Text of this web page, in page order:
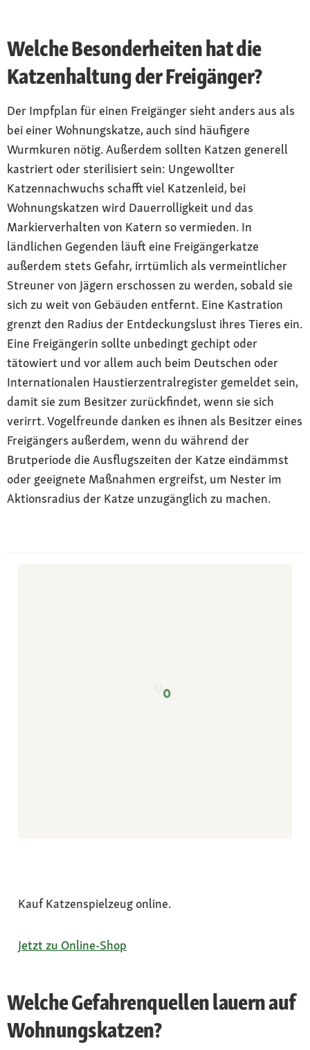
Welche Besonderheiten hat die
Katzenhaltung der Freigänger?
Der Impfplan für einen Freigänger sieht anders aus als
bei einer Wohnungskatze, auch sind häufigere
Wurmkuren nötig. Außerdem sollten Katzen generell
kastriert oder sterilisiert sein: Ungewollter
Katzennachwuchs schafft viel Katzenleid, bei
Wohnungskatzen wird Dauerrolligkeit und das
Markierverhalten von Katern so vermieden. In
ländlichen Gegenden läuft eine Freigängerkatze
außerdem stets Gefahr, irrtümlich als vermeintlicher
Streuner von Jägern erschossen zu werden, sobald sie
sich zu weit von Gebäuden entfernt. Eine Kastration
grenzt den Radius der Entdeckungslust ihres Tieres ein.
Eine Freigängerin sollte unbedingt gechipt oder
tätowiert und vor allem auch beim Deutschen oder
Internationalen Haustierzentralregister gemeldet sein,
damit sie zum Besitzer zurückfindet, wenn sie sich
verirrt. Vogelfreunde danken es ihnen als Besitzer eines
Freigängers außerdem, wenn du während der
Brutperiode die Ausflugszeiten der Katze eindämmst
oder geeignete Maßnahmen ergreifst, um Nester im
Aktionsradius der Katze unzugänglich zu machen.
Kauf Katzenspielzeug online.
Jetzt zu Online-Shop
Welche Gefahrenquellen lauern auf
Wohnungskatzen?